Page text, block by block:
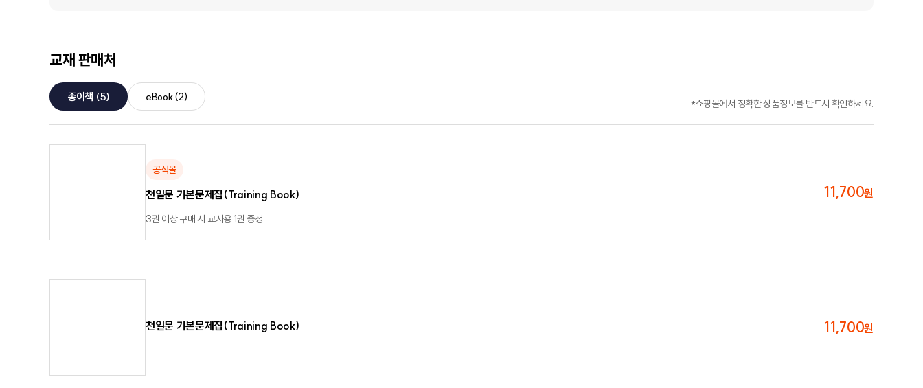
교재 판매처
종이책 (5) eBook(2)
*쇼핑몰에서 정확한 상품정보를 반드시 확인하세요.
공식몰
천일문 기본문제집(Training Book)
3권 이상 구매 시 교사용 1권 증정
11,700원
천일문 기본문제집(Training Book) 11,700원